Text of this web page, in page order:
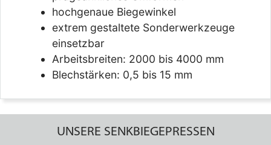
hochgenaue Biegewinkel
extrem gestaltete Sonderwerkzeuge
einsetzbar
Arbeitsbreiten: 2000 bis 4000 mm
Blechstärken: 0,5 bis 15 mm
UNSERE SENKBIEGEPRESSEN